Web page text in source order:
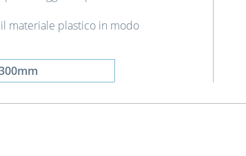
materiale plastico in modo